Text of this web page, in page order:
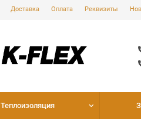
Доставка Оплата Реквизиты
Теплоизоляция